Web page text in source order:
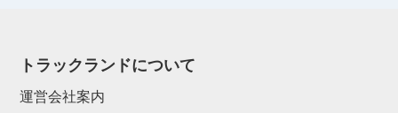
トラックランドについて
運営会社案内